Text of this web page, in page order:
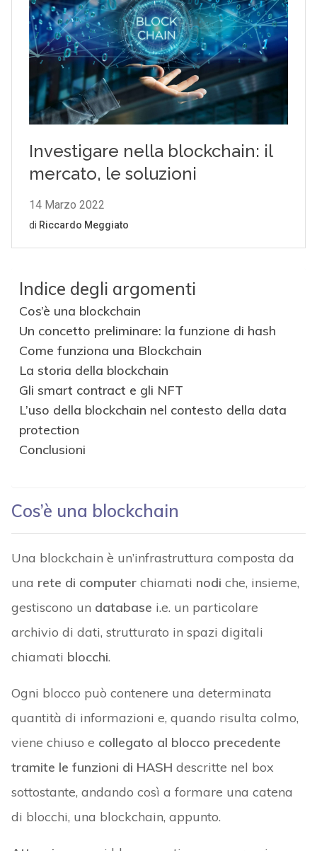
Indice degli argomenti
Cos’è una blockchain
Un concetto preliminare: la funzione di hash
Come funziona una Blockchain
La storia della blockchain
Gli smart contract e gli NFT
L’uso della blockchain nel contesto della data
protection
Conclusioni
Cos’è una blockchain
Una blockchain è un’infrastruttura composta da
una rete di computerchiamati nodi che, insieme,
gestiscono un database i.e. un particolare
archivio di dati, strutturato in spazi digitali
chiamati blocchi.
Ogni blocco può contenere una determinata
quantità di informazioni e, quando risulta colmo,
viene chiuso e collegato al blocco precedente
tramite le funzioni di HASH descritte nel box
sottostante, andando così a formare una catena
di blocchi, una blockchain, appunto.